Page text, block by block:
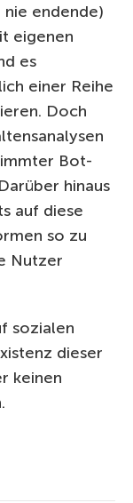
endende)
eigenen
es
einer Reihe
Doch
Bot-
hinaus
auf diese
so zu
Nutzer
sozialen
dieser
keinen